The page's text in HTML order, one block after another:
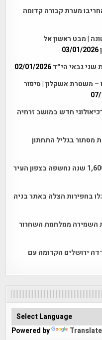
מערת קבורה קדומה
| מבט ראשון אל
03/01/2026
גבאי הי״ד 02/01/2026
– משטרת אשקלון | סיפור
חדש במושב זרחיה
מסתור בגליל התחתון
שרידי אחוזה שומרונית מפוארת בת 1,600 שנה נחשפה בצפון העיר
בנות 4,000 שנה התגלו בחפירות הצלה באתר בניה
השמירה ממלחמת השחרור
ירושלים הקדומה עם
Powered by Translate